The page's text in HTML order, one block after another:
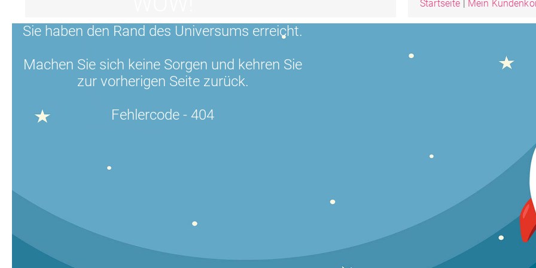
Startseite Mein
Sie haben den Rand des Universums erreicht.
Machen Sie sich keine Sorgen und kehren Sie
zur vorherigen Seite zurück.
Fehlercode - 404